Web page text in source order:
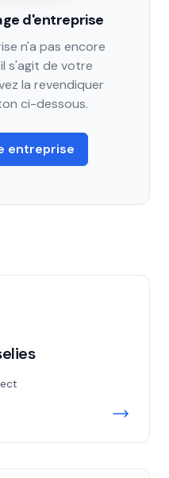
d'entreprise
n'a pas encore
s'agit de votre
la revendiquer
ci-dessous.
entreprise